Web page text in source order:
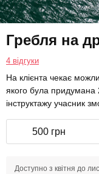
Гребля на
4 відгуки
На клієнта чекає
якого була придумана
інструктажу учасник
500 грн
Доступно з квітня до